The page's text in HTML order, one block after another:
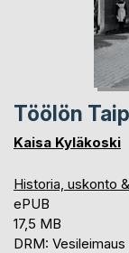
Töölön
Kaisa Kyläkoski
Historia, uskonto
ePUB
17,5 MB
DRM: Vesileimaus